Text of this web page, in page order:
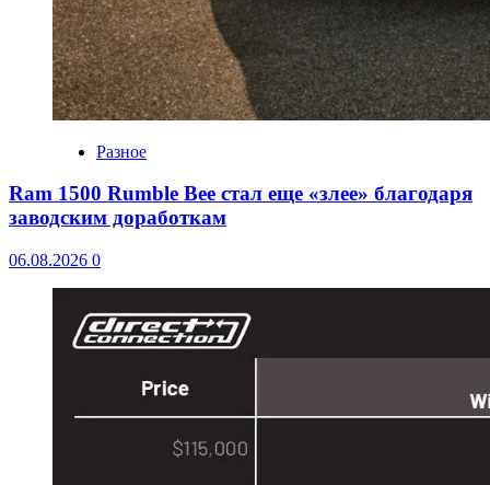
Разное
Ram 1500 Rumble Bee стал еще «злее» благодаря
заводским доработкам
06.08.2026 0